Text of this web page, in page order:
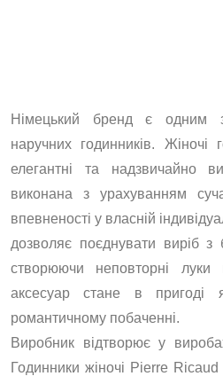
Німецький бренд є одним з
наручних годинників. Жіночі
елегантні та надзвичайно
виконана з урахуванням
впевненості у власній
дозволяє поєднувати виріб з
створюючи неповторні
аксесуар стане в
романтичному побаченні.
Виробник відтворює у
Годинники жіночі Pierre